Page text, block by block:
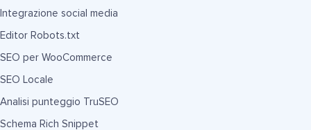
Integrazione social media
Editor Robots.txt
SEO per WooCommerce
SEO Locale
Analisi punteggio TruSEO
Schema Rich Snippet